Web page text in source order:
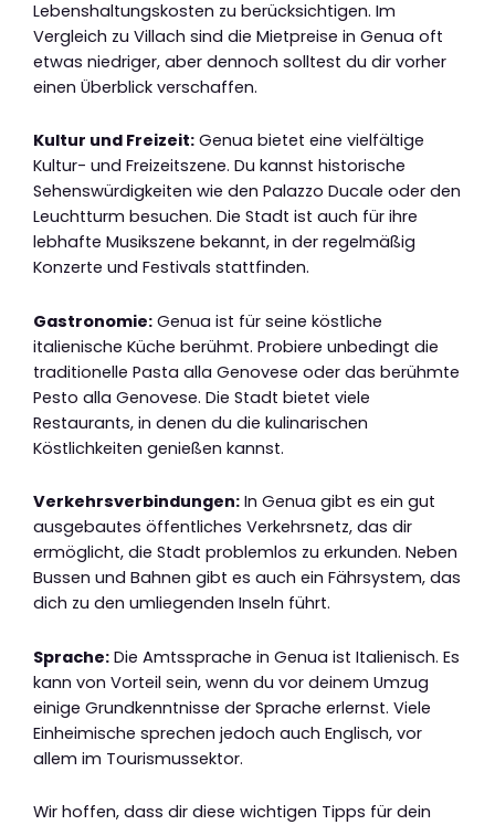
Lebenshaltungskosten zu berücksichtigen. Im
Vergleich zu Villach sind die Mietpreise in Genua oft
etwas niedriger, aber dennoch solltest du dir vorher
einen Überblick verschaffen.
Kultur und Freizeit: Genua bietet eine vielfältige
Kultur- und Freizeitszene. Du kannst historische
Sehenswürdigkeiten wie den Palazzo Ducale oder den
Leuchtturm besuchen. Die Stadt ist auch für ihre
lebhafte Musikszene bekannt, in der regelmäßig
Konzerte und Festivals stattfinden.
Gastronomie: Genua ist für seine köstliche
italienische Küche berühmt. Probiere unbedingt die
traditionelle Pasta alla Genovese oder das berühmte
Pesto alla Genovese. Die Stadt bietet viele
Restaurants, in denen du die kulinarischen
Köstlichkeiten genießen kannst.
Verkehrsverbindungen: In Genua gibt es ein gut
ausgebautes öffentliches Verkehrsnetz, das dir
ermöglicht, die Stadt problemlos zu erkunden. Neben
Bussen und Bahnen gibt es auch ein Fährsystem, das
dich zu den umliegenden Inseln führt.
Sprache: Die Amtssprache in Genua ist Italienisch. Es
kann von Vorteil sein, wenn du vor deinem Umzug
einige Grundkenntnisse der Sprache erlernst. Viele
Einheimische sprechen jedoch auch Englisch, vor
allem im Tourismussektor.
Wir hoffen, dass dir diese wichtigen Tipps für dein